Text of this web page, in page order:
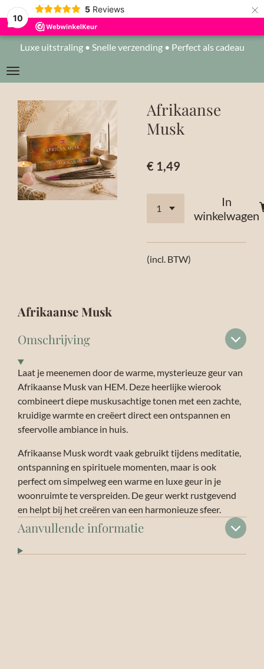
10
5 Reviews ×
Luxe uitstraling • Snelle verzending • Perfect als cadeau
Afrikaanse
Musk
€ 1,49
In
winkelwagen
(incl. BTW)
Afrikaanse Musk
Omschrijving
Laat je meenemen door de warme, mysterieuze geur van
Afrikaanse Musk van HEM. Deze heerlijke wierook
combineert diepe muskusachtige tonen met een zachte,
kruidige warmte en creëert direct een ontspannen en
sfeervolle ambiance in huis.
Afrikaanse Musk wordt vaak gebruikt tijdens meditatie,
ontspanning en spirituele momenten, maar is ook
perfect om simpelweg een warme en luxe geur in je
woonruimte te verspreiden. De geur werkt rustgevend
en helpt bij het creëren van een harmonieuze sfeer.
Aanvullende informatie